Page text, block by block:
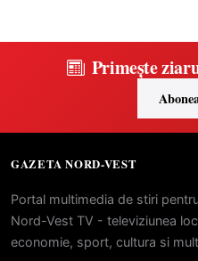
Primește
GAZETA NORD-VEST
Portal multimedia de stiri
Nord-Vest TV - televiziunea
economie, sport, cultura si